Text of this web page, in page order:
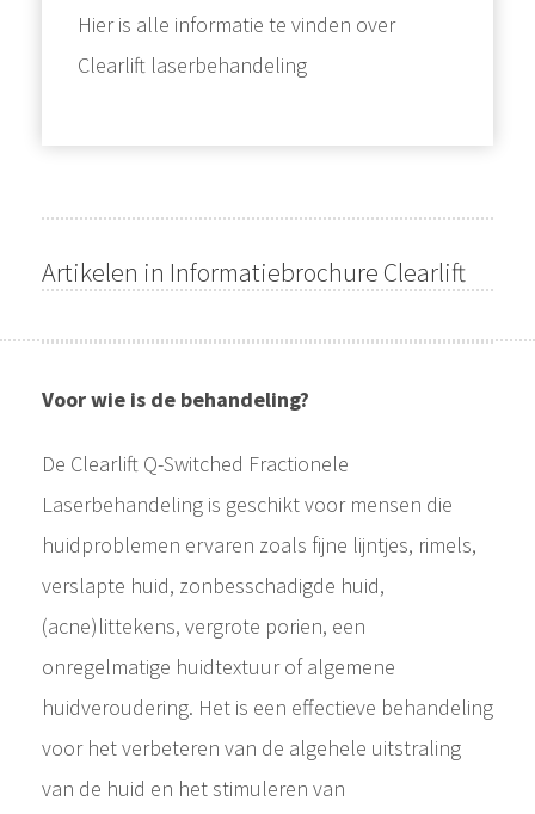
Hier is alle informatie te vinden over
Clearlift laserbehandeling
Artikelen in Informatiebrochure Clearlift
Voor wie is de behandeling?
De Clearlift Q-Switched Fractionele
Laserbehandeling is geschikt voor mensen die
huidproblemen ervaren zoals fijne lijntjes, rimels,
verslapte huid, zonbesschadigde huid,
(acne)littekens, vergrote porien, een
onregelmatige huidtextuur of algemene
huidveroudering. Het is een effectieve behandeling
voor het verbeteren van de algehele uitstraling
van de huid en het stimuleren van